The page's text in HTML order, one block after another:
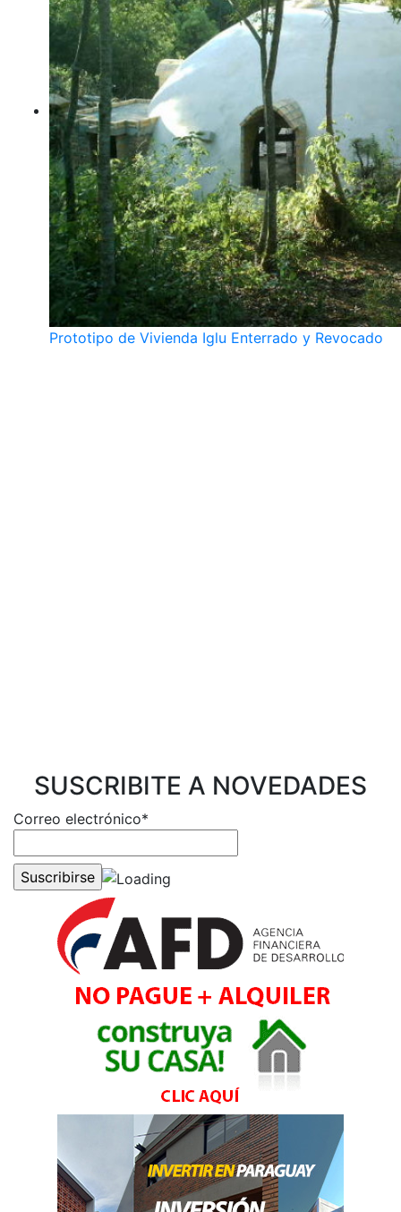
Prototipo de Vivienda Iglu Enterrado y Revocado
SUSCRIBITE A NOVEDADES
Correo electrónico*